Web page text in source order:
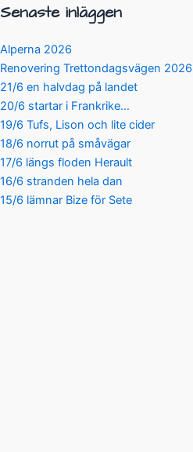
Senaste inläggen
Alperna 2026
Renovering Trettondagsvägen 2026
21/6 en halvdag på landet
20/6 startar i Frankrike…
19/6 Tufs, Lison och lite cider
18/6 norrut på småvägar
17/6 längs floden Herault
16/6 stranden hela dan
15/6 lämnar Bize för Sete